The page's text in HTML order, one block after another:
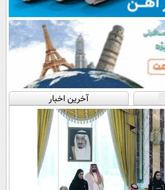
آخرین اخبار